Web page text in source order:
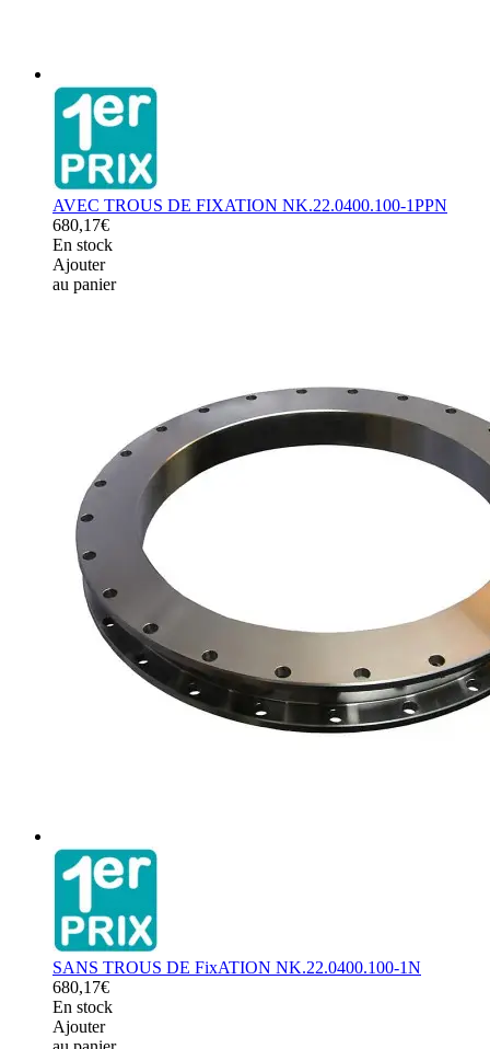
AVEC TROUS DE FIXATION NK.22.0400.100-1PPN
680,17€
En stock
Ajouter
au panier
SANS TROUS DE FixATION NK.22.0400.100-1N
680,17€
En stock
Ajouter